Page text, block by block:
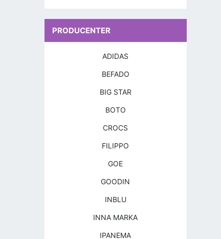
PRODUCENTER
ADIDAS
BEFADO
BIG STAR
BOTO
CROCS
FILIPPO
GOE
GOODIN
INBLU
INNA MARKA
IPANEMA